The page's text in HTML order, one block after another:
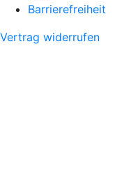
Barrierefreiheit
Vertrag widerrufen